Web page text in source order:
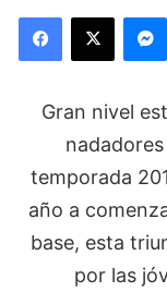
Gran nivel
temporada
año a
base, esta
por las